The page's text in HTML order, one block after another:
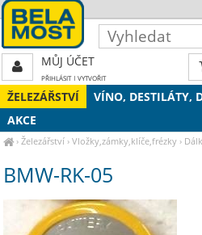
ŽELEZÁŘSTVÍ VÍNO, DESTILÁTY,
AKCE
›Železářství ›Vložky,zámky,klíče,frézky ›
BMW-RK-05
MŮJ ÚČET
PŘIHLÁSIT| VYTVOŘIT